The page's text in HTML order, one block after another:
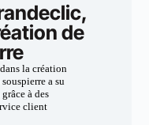
de
la création
a su
à des
client